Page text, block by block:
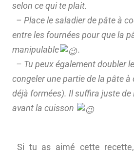
selon ce qui te plait.
– Place le saladier de pâte à
entre les fournées pour que la
manipulable
.
– Tu peux également doubler
congeler une partie de la pâte
déjà formées). Il suffira juste de
avant la cuisson
Si tu as aimé cette